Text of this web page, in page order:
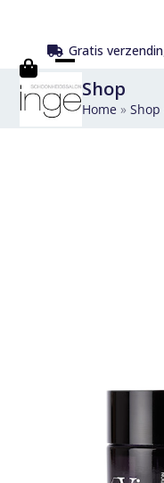
content
Gratis
Open
mobile
Close
mobile
Shop
Home »Shop